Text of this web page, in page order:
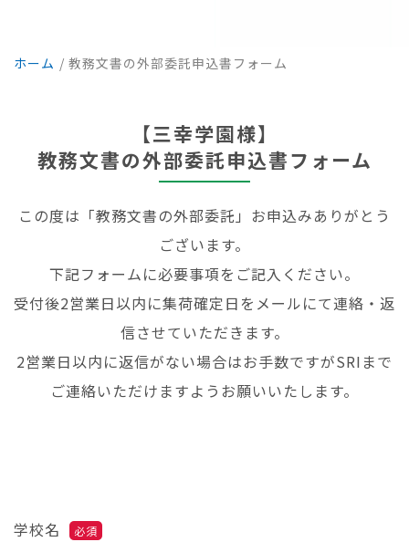
ホーム / 教務文書の外部委託申込書フォーム
【三幸学園様】
教務文書の外部委託申込書フォーム
この度は「教務文書の外部委託」お申込みありがとう
ございます。
下記フォームに必要事項をご記入ください。
受付後2営業日以内に集荷確定日をメールにて連絡・返
信させていただきます。
2営業日以内に返信がない場合はお手数ですがSRIまで
ご連絡いただけますようお願いいたします。
学校名 必須